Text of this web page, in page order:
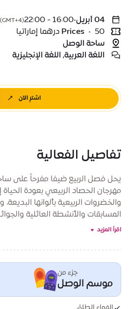
04 أبريل •
16:00 - 22:00
(GMT+4)
Prices • 50 درهما إماراتيا
ساحة الوصل
اللغة العربية, اللغة الإنجليزية
اشترِ الآن
تفاصيل الفعالية
يحل فصل الربيع ضيفا مفرحاً على
مهرجان الحصاد الربيعي بعودة الحياة
والخضروات الربيعية بألوانها
المسابقات والأنشطة العائلية
الربيعية وأجواء المرح والفرح، تحصل
بالربيع، حيث لكل مناسبة احتفال
اقرأ المزيد
جزء من
موسم الوصل